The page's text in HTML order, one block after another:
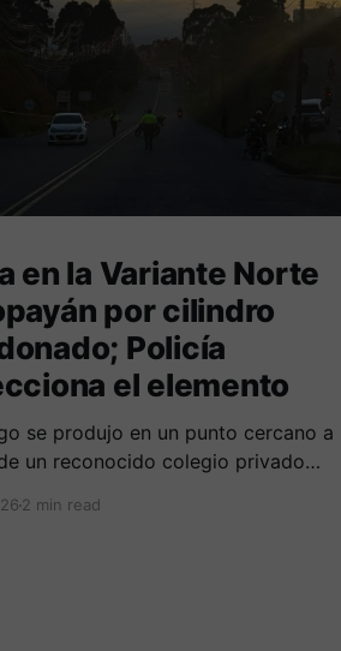
en la Variante Norte
por cilindro
Policía
el elemento
se produjo en un punto cercano a
un reconocido colegio privado
2 min read